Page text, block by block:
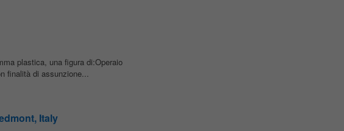
plastica, una figura di:Operaio
finalità di assunzione...
Italy